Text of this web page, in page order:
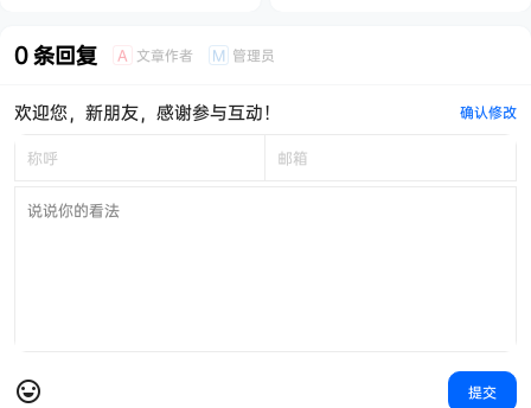
0 条回复 A 文章作者 M 管理员
欢迎您，新朋友，感谢参与互动！ 确认修改
提交